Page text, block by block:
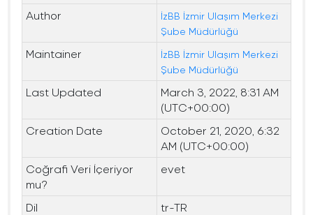
Author
İzBB İzmir Ulaşım Merkezi
Şube Müdürlüğü
Maintainer
İzBB İzmir Ulaşım Merkezi
Şube Müdürlüğü
Last Updated
March 3, 2022, 8:31 AM
(UTC+00:00)
Creation Date
October 21, 2020, 6:32
AM (UTC+00:00)
Coğrafi Veri İçeriyor
mu?
evet
Dil
tr-TR